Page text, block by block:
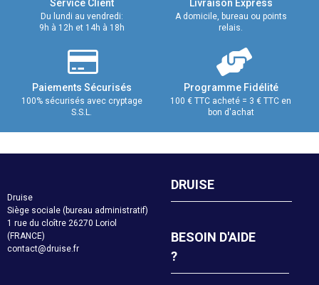
Service Client
Du lundi au vendredi:
9h à 12h et 14h à 18h
Livraison Express
A domicile, bureau ou points
relais.
Paiements Sécurisés
100% sécurisés avec cryptage
S.S.L.
Programme Fidélité
100 € TTC acheté = 3 € TTC en
bon d'achat
Druise
Siège sociale (bureau administratif)
1 rue du cloître 26270 Loriol
(FRANCE)
contact@druise.fr
DRUISE
BESOIN D'AIDE
?